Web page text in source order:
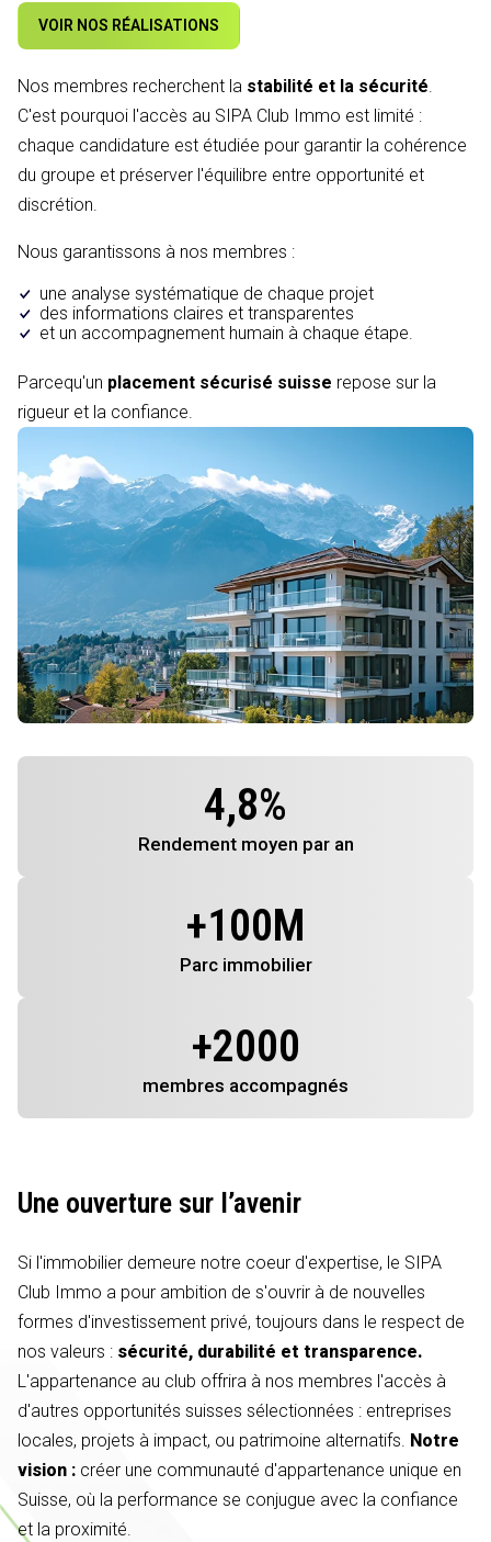
VOIR NOS RÉALISATIONS
Nos membres recherchent la stabilité et la sécurité.
C'est pourquoi l'accès au SIPA Club Immo est limité :
chaque candidature est étudiée pour garantir la cohérence
du groupe et préserver l'équilibre entre opportunité et
discrétion.
Nous garantissons à nos membres :
une analyse systématique de chaque projet
des informations claires et transparentes
et un accompagnement humain à chaque étape.
Parcequ'un placement sécurisé suisse repose sur la
rigueur et la confiance.
4,8%
Rendement moyen par an
+100M
Parc immobilier
+2000
membres accompagnés
Une ouverture sur l’avenir
Si l'immobilier demeure notre coeur d'expertise, le SIPA
Club Immo a pour ambition de s'ouvrir à de nouvelles
formes d'investissement privé, toujours dans le respect de
nos valeurs : sécurité, durabilité et transparence.
L'appartenance au club offrira à nos membres l'accès à
d'autres opportunités suisses sélectionnées : entreprises
locales, projets à impact, ou patrimoine alternatifs. Notre
vision : créer une communauté d'appartenance unique en
Suisse, où la performance se conjugue avec la confiance
et la proximité.